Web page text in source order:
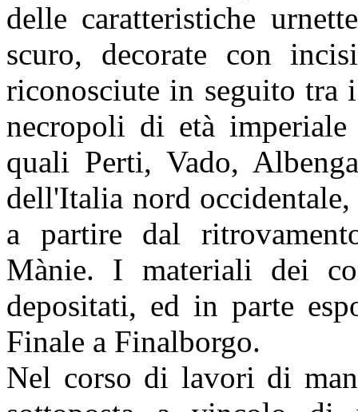
delle caratteristiche
scuro, decorate con
riconosciute in seguito tra
necropoli di età
quali Perti, Vado,
dell'Italia nord
a partire dal
Mànie. I materiali dei
depositati, ed in parte
Finale a Finalborgo.
Nel corso di lavori di